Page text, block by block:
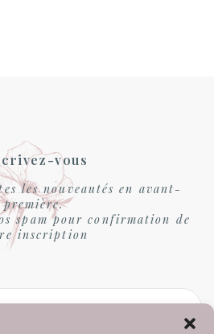
vous
les nouveautés en avant-
première.
spam pour confirmation de
inscription